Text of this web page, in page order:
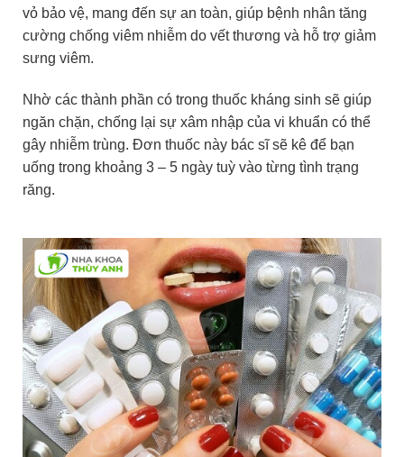
vỏ bảo vệ, mang đến sự an toàn, giúp bệnh nhân tăng
cường chống viêm nhiễm do vết thương và hỗ trợ giảm
sưng viêm.
Nhờ các thành phần có trong thuốc kháng sinh sẽ giúp
ngăn chặn, chống lại sự xâm nhập của vi khuẩn có thể
gây nhiễm trùng. Đơn thuốc này bác sĩ sẽ kê để bạn
uống trong khoảng 3 – 5 ngày tuỳ vào từng tình trạng
răng.